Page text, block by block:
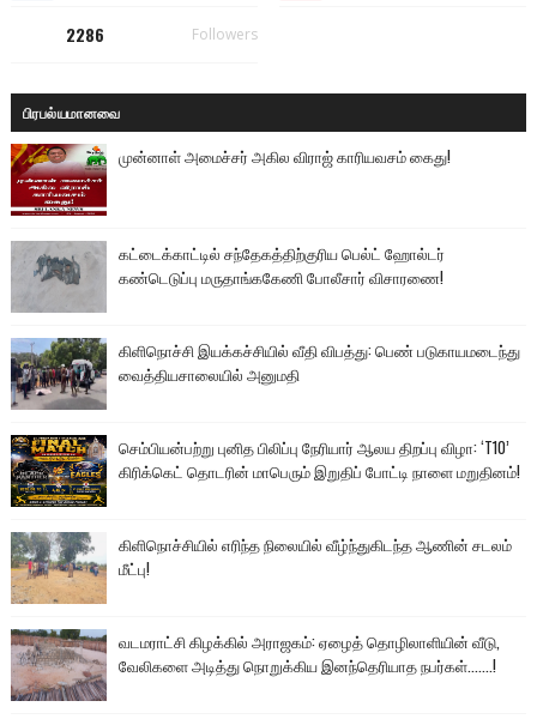
2286 Followers
பிரபல்யமானவை
முன்னாள் அமைச்சர் அகில விராஜ் காரியவசம் கைது!
கட்டைக்காட்டில் சந்தேகத்திற்குரிய பெல்ட் ஹோல்டர்
கண்டெடுப்பு மருதாங்ககேணி போலீசார் விசாரணை!
கிளிநொச்சி இயக்கச்சியில் வீதி விபத்து: பெண் படுகாயமடைந்து
வைத்தியசாலையில் அனுமதி
செம்பியன்பற்று புனித பிலிப்பு நேரியார் ஆலய திறப்பு விழா: ‘T10’
கிரிக்கெட் தொடரின் மாபெரும் இறுதிப் போட்டி நாளை மறுதினம்!
கிளிநொச்சியில் எரிந்த நிலையில் வீழ்ந்துகிடந்த ஆணின் சடலம்
மீட்பு!
வடமராட்சி கிழக்கில் அராஜகம்: ஏழைத் தொழிலாளியின் வீடு,
வேலிகளை அடித்து நொறுக்கிய இனந்தெரியாத நபர்கள்.......!